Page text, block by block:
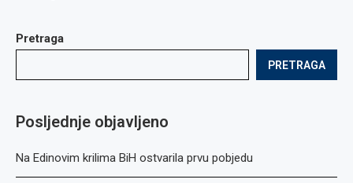
Pretraga
PRETRAGA
Posljednje objavljeno
Na Edinovim krilima BiH ostvarila prvu pobjedu